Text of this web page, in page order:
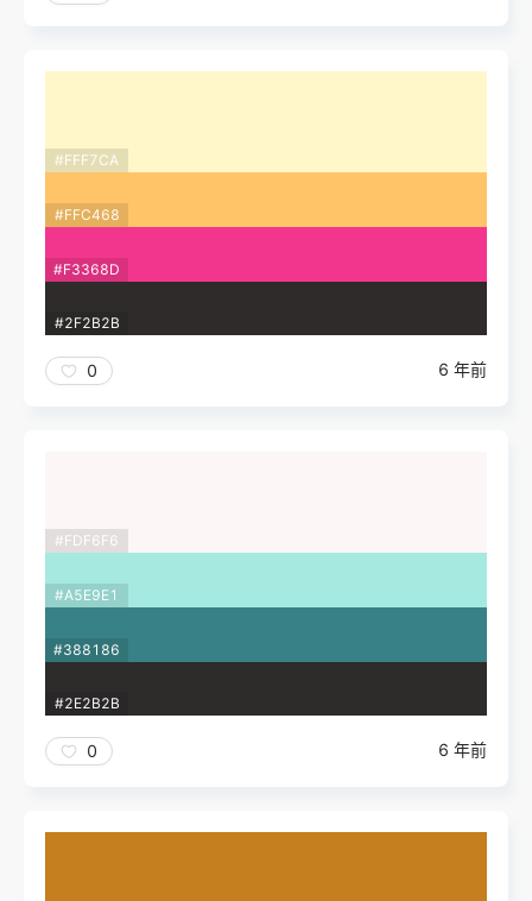
#FFF7CA
#FFC468
#F3368D
#2F2B2B
0 6 年前
#FDF6F6
#A5E9E1
#388186
#2E2B2B
0 6 年前